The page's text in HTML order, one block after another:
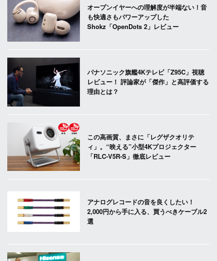
オープンイヤーへの理解度が半端ない！音
も快適さもパワーアップした
Shokz「OpenDots 2」レビュー
パナソニック旗艦4Kテレビ「Z95C」視聴
レビュー！ 評論家が「傑作」と高評価する
理由とは？
この高画質、まさに「レグザクオリテ
ィ」。“映える”小型4Kプロジェクター
「RLC-V5R-S」徹底レビュー
アナログレコードの音を良くしたい！
2,000円から手に入る、買うべきケーブル2
選